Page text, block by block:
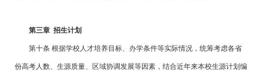
第三章 招生计划
第十条 根据学校人才培养目标、办学条件等实际情况，统筹考虑各省
份高考人数、生源质量、区域协调发展等因素，结合近年来本校生源计划编